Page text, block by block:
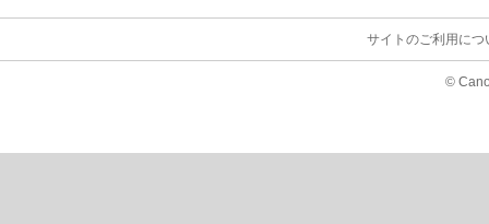
サイトのご利用につ
©